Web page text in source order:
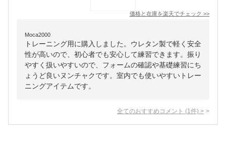
価格と在庫を楽天でチェック >>
Moca2000
トレーニング用に購入しました。ウレタン製で軽く安全
性が高いので、初心者でも安心して練習できます。振り
やすく扱いやすいので、フォームの確認や基礎練習にち
ょうど良いヌンチャクです。室内でも使いやすいトレー
ニングアイテムです。
全てのおすすめコメント (1 件) >